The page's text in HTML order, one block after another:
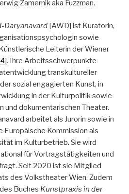
Zamernik aka Fuzzman.
Daryanavard [AWD] ist Kuratorin,
sowie
Leiterin der Wiener
. Ihre Arbeitsschwerpunkte
transkultureller
sozial engagierten Kunst, in
in der Kulturpolitik sowie
und dokumentarischen Theater.
arbeitet als Jurorin sowie in
Europäische Kommission als
im Kulturbetrieb. Sie wird
für Vortragstätigkeiten und
Seit 2020 ist sie Mitglied
des Volkstheater Wien. Zudem
Buches Kunstpraxis in der